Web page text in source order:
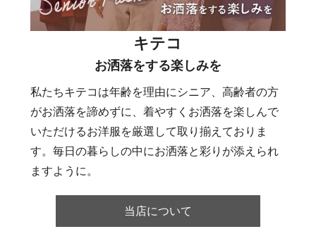
キテコ
お洒落をする楽しみを
私たちキテコは年齢を理由にシニア、高齢者の方
がお洒落を諦めずに、着やすくお洒落を楽しんで
いただけるお洋服を厳選して取り揃えておりま
す。毎日の暮らしの中にお洒落と彩りが添えられ
ますように。
当店について